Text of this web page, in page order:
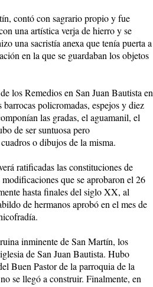
contó con sagrario propio y fue
una artística verja de hierro y se
una sacristía anexa que tenía puerta a
en la que se guardaban los objetos
los Remedios en San Juan Bautista en
policromadas, espejos y diez
las gradas, el aguamanil, el
de ser suntuosa pero
o dibujos de la misma.
ratificadas las constituciones de
que se aprobaron el 26
hasta finales del siglo XX, al
de hermanos aprobó en el mes de
inminente de San Martín, los
de San Juan Bautista. Hubo
Buen Pastor de la parroquia de la
se llegó a construir. Finalmente, en